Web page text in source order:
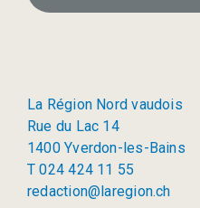
La Région Nord vaudois
Rue du Lac 14
1400 Yverdon-les-Bains
T 024 424 11 55
redaction@laregion.ch